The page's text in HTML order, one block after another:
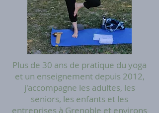
Plus de 30 ans de pratique du yoga
et un enseignement depuis 2012,
j'accompagne les adultes, les
seniors, les enfants et les
entreprises à Grenoble et environs